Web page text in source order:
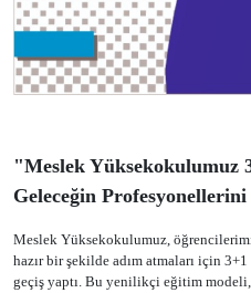
"Meslek Yüksekokulumuz
Geleceğin
Meslek Yüksekokulumuz,
hazır bir şekilde adım atmaları için
geçiş yaptı. Bu yenilikçi eğitim